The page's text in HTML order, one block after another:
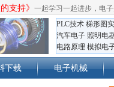
支持》 一起学习一起进步，电子
PLC技术 梯形图
汽车电子 照明电
电路原理 模拟电
下载 电子机械